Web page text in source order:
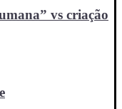
vs criação